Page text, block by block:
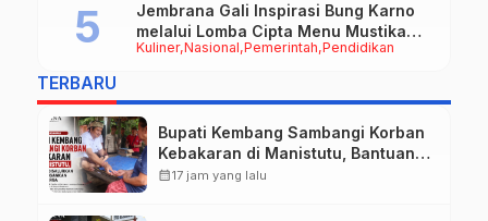
Kuliner Nasional Pemerintah Pendidikan
Jembrana Gali Inspirasi Bung Karno
melalui Lomba Cipta Menu Mustika
Rasa
TERBARU
Bupati Kembang Sambangi Korban
Kebakaran di Manistutu, Bantuan
Disalurkan untuk Ringankan Beban
calendar_month17 jam yang lalu